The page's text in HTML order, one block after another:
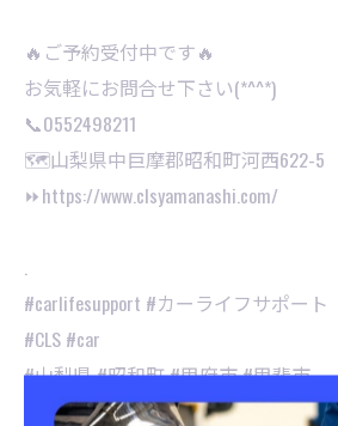
🔥ご予約受付中です🔥
お気軽にお問合せ下さい(*^^*)⁡
📞0552498211
🗺山梨県中巨摩郡昭和町河西622-5
⏩https://www.clsyamanashi.com/
.
#carlifesupport #カーライフサポート
#CLS #car
#山梨県 #昭和町 #甲府市 #甲斐市
#持ち込み取り付け #持ち込み歓迎